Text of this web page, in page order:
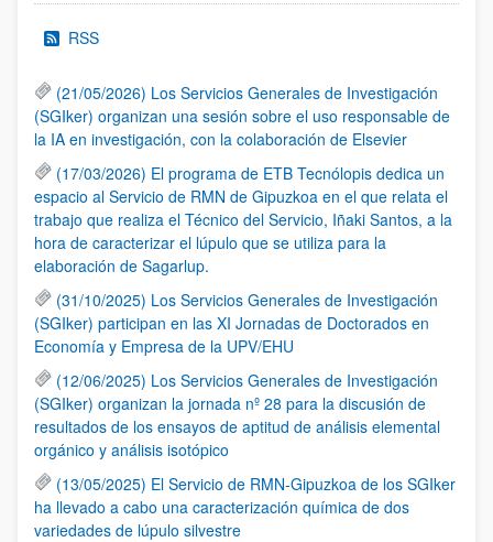
RSS
(21/05/2026) Los Servicios Generales de Investigación
(SGIker) organizan una sesión sobre el uso responsable de
la IA en investigación, con la colaboración de Elsevier
(17/03/2026) El programa de ETB Tecnólopis dedica un
espacio al Servicio de RMN de Gipuzkoa en el que relata el
trabajo que realiza el Técnico del Servicio, Iñaki Santos, a la
hora de caracterizar el lúpulo que se utiliza para la
elaboración de Sagarlup.
(31/10/2025) Los Servicios Generales de Investigación
(SGIker) participan en las XI Jornadas de Doctorados en
Economía y Empresa de la UPV/EHU
(12/06/2025) Los Servicios Generales de Investigación
(SGIker) organizan la jornada nº 28 para la discusión de
resultados de los ensayos de aptitud de análisis elemental
orgánico y análisis isotópico
(13/05/2025) El Servicio de RMN-Gipuzkoa de los SGIker
ha llevado a cabo una caracterización química de dos
variedades de lúpulo silvestre